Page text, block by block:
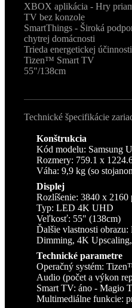
XBOX aplikácia - Hry
TV bez konzole
SmartThings - Široká
chytrej domácnosti
Trieda energetickej
Tizen™ Smart TV
55"/138cm
Technické špecifikácie
Konštrukcia
Kód modelu: Samsung
Rozmery: 759.1 x
Váha: 9,9 kg (so
Displej
Rozlíšenie: 3840 x 2160
Typ: LED 4K UHD
Veľkosť: 55" (138cm)
Ďalšie vlastnosti
Dimming, 4K
Technické parametre
Operačný systém:
Audio (počet a výkon
Smart TV: áno - Magio
Multimediálne funkcie: